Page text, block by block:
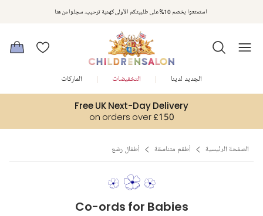
استمتعوا بخصم 10% على طلبيتكم الأولى كهدية ترحيب. سجلوا من هنا
مكافآت تشلدرن صالون | اجمعوا النقاط مع كل عملية شراء لتحصلوا على هدايا حصرية وعروض مصممة خصيصا لتلبي
متطلباتكم
Free UK Next-Day Delivery
on orders over £150
الجديد لدينا التخفيضات الماركات
الصفحة الرئيسية أطقم متناسقة أطفال رضع
Co-ords for Babies